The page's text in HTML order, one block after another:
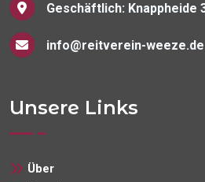
Geschäftlich: Knappheide
info@reitverein-weeze.de
Unsere Links
Über